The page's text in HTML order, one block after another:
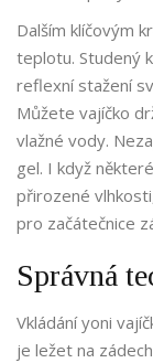
Dalším klíčovým
teplotu. Studený
reflexní stažení
Můžete vajíčko
vlažné vody.
gel. I když
přirozené
pro začátečnice
Správná
Vkládání yoni
je ležet na